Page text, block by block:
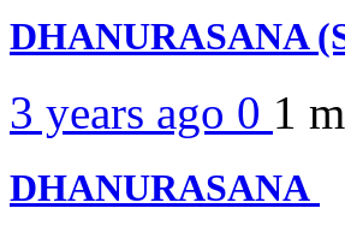
DHANURASANA
3 years ago 0 1
DHANURASANA